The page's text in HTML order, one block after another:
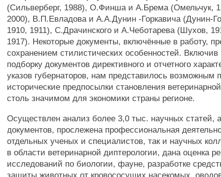
(Сильверберг, 1988), О.Финша и А.Брема (Омельчук,
2000), В.П.Евладова и А.А.Дунин -Горкавича (Дунин-
1910, 1911), С.Драчинского и А.Чеботарева (Шухов,
1917). Некоторые документы, включённые в работу,
сохранением стилистических особенностей. Включив
подборку документов директивного и отчетного
указов губернаторов, нам представилось возможным
исторические предпосылки становления
столь значимом для экономики страны регионе.
Осуществлен анализ более 3,0 тыс. научных статей,
документов, прослежена профессиональная
отдельных ученых и специалистов, так и научных
в области ветеринарной диптерологии, дана оценка
исследований по биологии, фауне, разработке
защиты животных от кровососущих насекомых,